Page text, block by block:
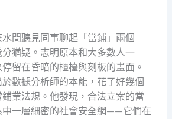
間聽見同事聊起「當鋪」兩個
猶疑。志明原本和大多數人一
留在昏暗的櫃檯與刻板的畫面。
數據分析師的本能，花了好幾個
業法規。他發現，合法立案的當
中一層細密的社會安全網——它們在